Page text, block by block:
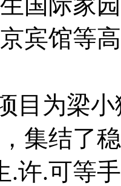
宾馆等
为梁小
集结了
.许.可等